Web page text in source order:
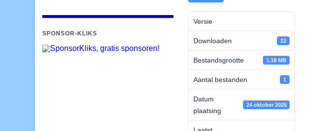
Versie
Downloaden 22
Bestandsgrootte 1.18 MB
Aantal bestanden 1
Datum
plaatsing
24 oktober 2025
SPONSOR-KLIKS